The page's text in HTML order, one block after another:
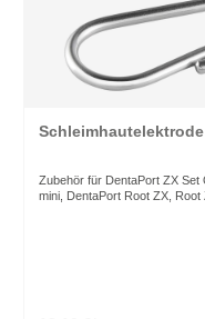
Zubehör für DentaPort ZX Set
mini, DentaPort Root ZX, Root